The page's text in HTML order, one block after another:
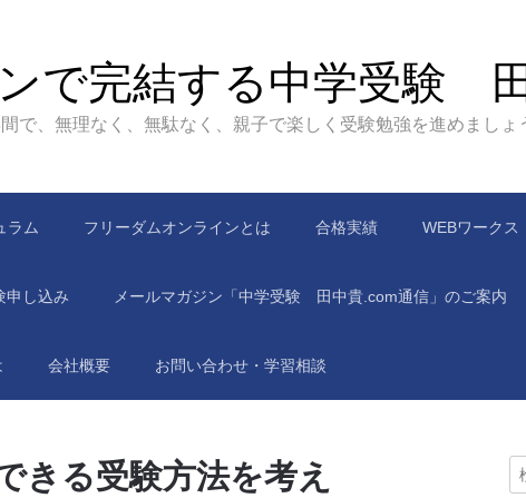
で完結する中学受験
で、無理なく、無駄なく、親子で楽しく受験勉強を進めましょ
ラム フリーダムオンラインとは 合格実績 WEBワーク
申し込み メールマガジン「中学受験 田中貴.com通信」のご案内
会社概要 お問い合わせ・学習相談
きる受験方法を考え